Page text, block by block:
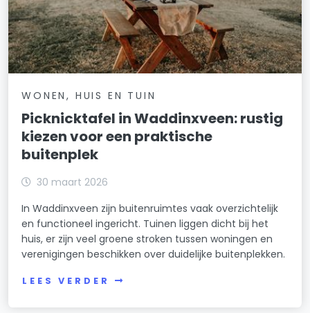
WONEN, HUIS EN TUIN
Picknicktafel in Waddinxveen: rustig
kiezen voor een praktische
buitenplek
30 maart 2026
In Waddinxveen zijn buitenruimtes vaak overzichtelijk
en functioneel ingericht. Tuinen liggen dicht bij het
huis, er zijn veel groene stroken tussen woningen en
verenigingen beschikken over duidelijke buitenplekken.
LEES VERDER